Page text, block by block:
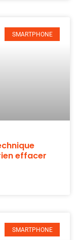
SMARTPHONE
effacer
SMARTPHONE